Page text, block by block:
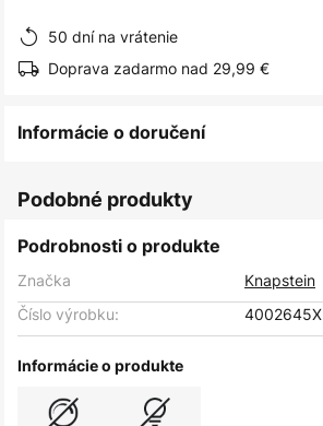
50 dní na vrátenie
Doprava zadarmo nad 29,99 €
Informácie o doručení
Podobné produkty
Podrobnosti o produkte
Značka
Knapstein
Číslo výrobku:
4002645X
Informácie o produkte